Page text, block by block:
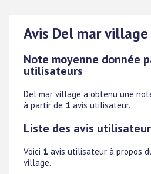
Avis Del mar village
Note moyenne donnée
utilisateurs
Del mar village a obtenu une
à partir de 1 avis utilisateur.
Liste des avis
Voici 1 avis utilisateur à propos
village.